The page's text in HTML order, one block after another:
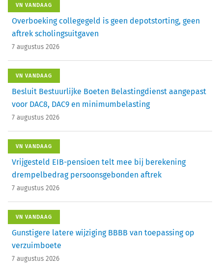
VN VANDAAG
Overboeking collegegeld is geen depotstorting, geen
aftrek scholingsuitgaven
7 augustus 2026
VN VANDAAG
Besluit Bestuurlijke Boeten Belastingdienst aangepast
voor DAC8, DAC9 en minimumbelasting
7 augustus 2026
VN VANDAAG
Vrijgesteld EIB-pensioen telt mee bij berekening
drempelbedrag persoonsgebonden aftrek
7 augustus 2026
VN VANDAAG
Gunstigere latere wijziging BBBB van toepassing op
verzuimboete
7 augustus 2026